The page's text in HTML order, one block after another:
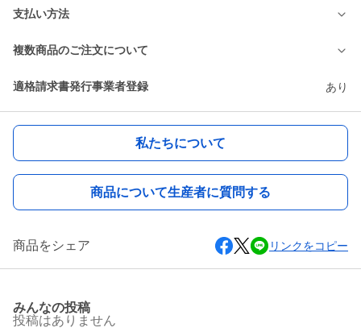
支払い方法
複数商品のご注文について
適格請求書発行事業者登録 あり
私たちについて
商品について生産者に質問する
商品をシェア リンクをコピー
みんなの投稿
投稿はありません